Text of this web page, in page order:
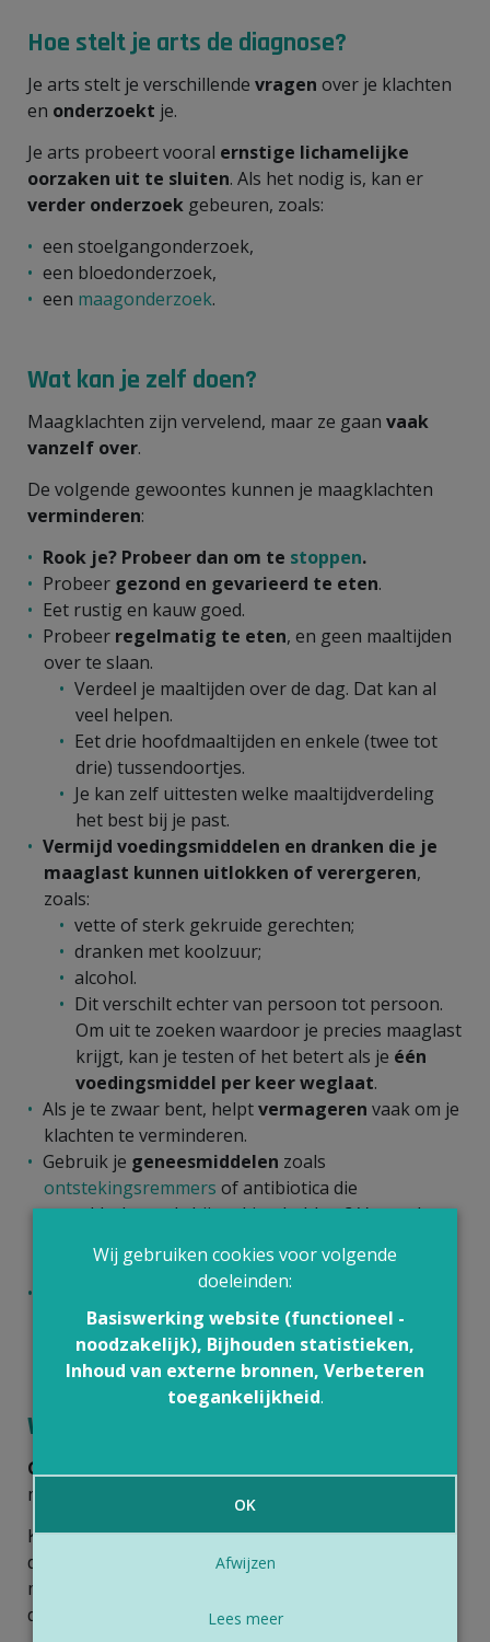
Hoe stelt je arts de diagnose?
Je arts stelt je verschillende vragen over je klachten
en onderzoekt je.
Je arts probeert vooral ernstige lichamelijke
oorzaken uit te sluiten. Als het nodig is, kan er
verder onderzoek gebeuren, zoals:
een stoelgangonderzoek,
een bloedonderzoek,
een maagonderzoek.
Wat kan je zelf doen?
Maagklachten zijn vervelend, maar ze gaan vaak
vanzelf over.
De volgende gewoontes kunnen je maagklachten
verminderen:
Rook je? Probeer dan om te stoppen.
Probeer gezond en gevarieerd te eten.
Eet rustig en kauw goed.
Probeer regelmatig te eten, en geen maaltijden
over te slaan.
Verdeel je maaltijden over de dag. Dat kan al
veel helpen.
Eet drie hoofdmaaltijden en enkele (twee tot
drie) tussendoortjes.
Je kan zelf uittesten welke maaltijdverdeling
het best bij je past.
Vermijd voedingsmiddelen en dranken die je
maaglast kunnen uitlokken of verergeren,
zoals:
vette of sterk gekruide gerechten;
dranken met koolzuur;
alcohol.
Dit verschilt echter van persoon tot persoon.
Om uit te zoeken waardoor je precies maaglast
krijgt, kan je testen of het betert als je één
voedingsmiddel per keer weglaat.
Als je te zwaar bent, helptvermageren vaak om je
klachten te verminderen.
Gebruik je geneesmiddelen zoals
ontstekingsremmers of antibiotica die
maagklachten als bijwerking hebben? Vraag dan
stoppen.
stress, angst, somberheid of
slecht slapen? Dan is het belangrijk om hulp te
zoeken. Praat erover met je zorgverlener.
Wat kan je arts of zorgverlener doen?
Geneesmiddelen
maagklachten.
Keren je klachten regelmatig terug en is er een
duidelijke link met je
levensstijl
moeite waard om daaraan te werken. Dat kan je
doen samen met je arts en andere zorgverleners.
Wij gebruiken cookies voor volgende
doeleinden:
Basiswerking website (functioneel -
noodzakelijk), Bijhouden statistieken,
Inhoud van externe bronnen, Verbeteren
toegankelijkheid.
OK
Afwijzen
Lees meer